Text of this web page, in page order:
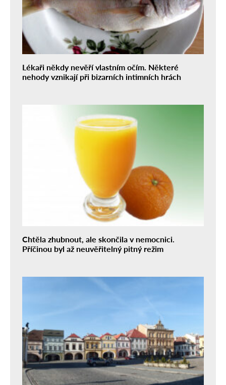
Lékaři někdy nevěří vlastním očím. Některé
nehody vznikají při bizarních intimních hrách
Chtěla zhubnout, ale skončila v nemocnici.
Příčinou byl až neuvěřitelný pitný režim